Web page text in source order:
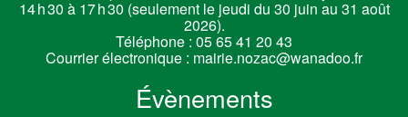
14 h 30 à 17 h 30 (seulement le jeudi du 30 juin au 31 août
2026).
Téléphone : 05 65 41 20 43
Courrier électronique : mairie.nozac@wanadoo.fr
Évènements